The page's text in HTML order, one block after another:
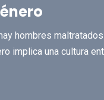
hombres
implica una cultura